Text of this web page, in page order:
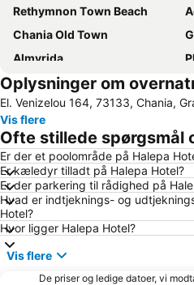
Rethymnon Τown Beach
Chania Old Town
Almyrida
Gerani
Nea Chora - Synoikia
Old Town of Rethymno
Platanias
Lissos
Rethymno Gallos Stadium
Agios Onoufrios
Carnival of Rethymno
Oplysninger om
El. Venizelou 164, 73133, Chania,
Vis flere
Ofte stillede spørgsmål
Er der et poolområde på Halepa
Er kæledyr tilladt på Halepa Hotel?
Er der parkering til rådighed på
Hvad er indtjeknings- og
Hotel?
Hvor ligger Halepa Hotel?
Vis flere
De priser og ledige datoer, vi